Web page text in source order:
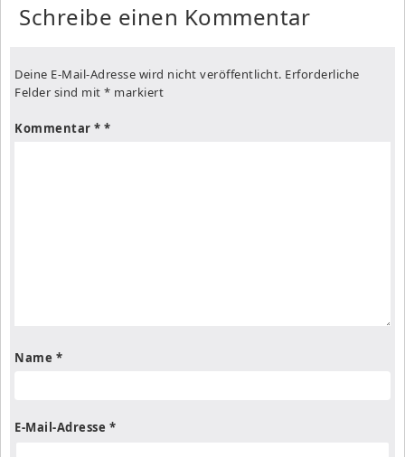
Schreibe einen Kommentar
Deine E-Mail-Adresse wird nicht veröffentlicht. Erforderliche
Felder sind mit * markiert
Kommentar *
Name *
E-Mail-Adresse *